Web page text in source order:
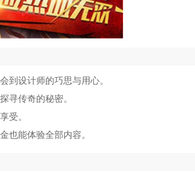
到设计师的巧思与用心。
寻传奇的秘密。
受。
也能体验全部内容。